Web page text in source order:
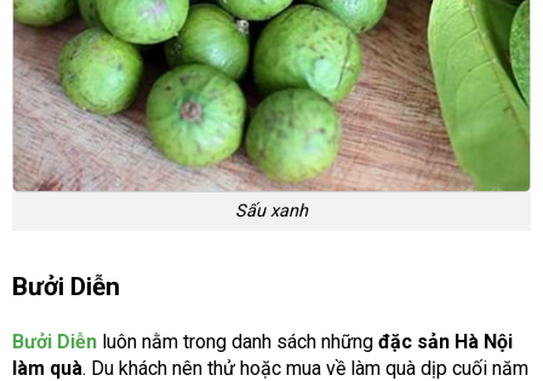
Sấu xanh
Bưởi Diễn
Bưởi Diễn luôn nằm trong danh sách những đặc sản Hà Nội
làm quà. Du khách nên thử hoặc mua về làm quà dịp cuối năm